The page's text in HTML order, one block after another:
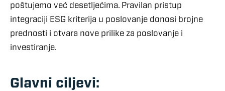
poštujemo već desetljećima. Pravilan pristup
integraciji ESG kriterija u poslovanje donosi brojne
prednosti i otvara nove prilike za poslovanje i
investiranje.
Glavni ciljevi: